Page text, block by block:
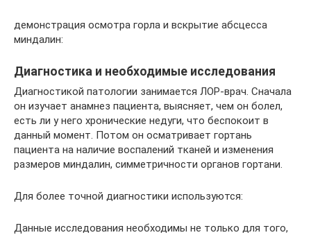
демонстрация осмотра горла и вскрытие абсцесса
миндалин:
Диагностика и необходимые исследования
Диагностикой патологии занимается ЛОР-врач. Сначала
он изучает анамнез пациента, выясняет, чем он болел,
есть ли у него хронические недуги, что беспокоит в
данный момент. Потом он осматривает гортань
пациента на наличие воспалений тканей и изменения
размеров миндалин, симметричности органов гортани.
Для более точной диагностики используются:
Данные исследования необходимы не только для того,